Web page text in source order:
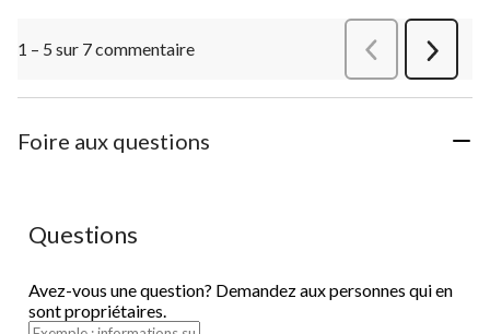
1 – 5 sur 7 commentaire
Suivant
Foire aux questions
Questions
Avez-vous une question? Demandez aux personnes qui en
sont propriétaires.